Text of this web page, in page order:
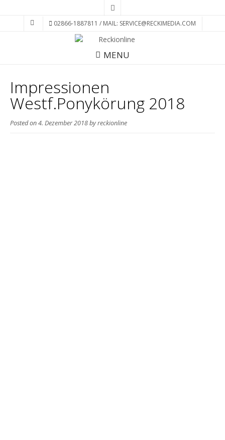
02866-1887811 / MAIL: SERVICE@RECKIMEDIA.COM
MENU
Impressionen
Westf.Ponykörung 2018
Posted on4. Dezember 2018byreckionline